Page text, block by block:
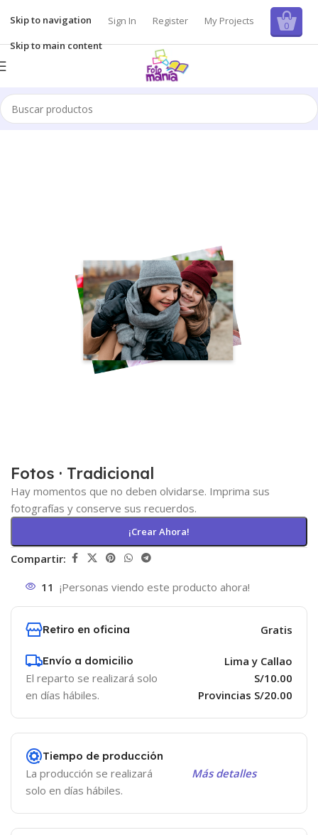
Sign In Register My Projects 0
Skip to navigation
Skip to main content
Inicio/Fotos
Fotos · Tradicional
Hay momentos que no deben olvidarse. Imprima sus
fotografías y conserve sus recuerdos.
¡Crear Ahora!
Compartir:
11 ¡Personas viendo este producto ahora!
Retiro en oficina Gratis
Envío a domicilio
El reparto se realizará solo
en días hábiles.
Lima y Callao
S/10.00
Provincias S/20.00
Tiempo de producción
La producción se realizará
solo en días hábiles.
Más detalles